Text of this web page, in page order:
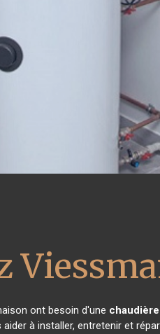
ont besoin d'une
à installer, entretenir et